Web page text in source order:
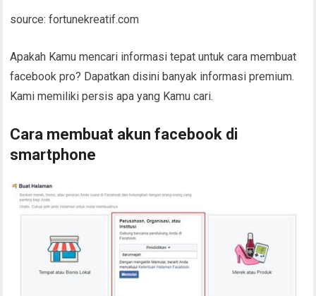
source: fortunekreatif.com
Apakah Kamu mencari informasi tepat untuk cara membuat
facebook pro? Dapatkan disini banyak informasi premium.
Kami memiliki persis apa yang Kamu cari.
Cara membuat akun facebook di
smartphone